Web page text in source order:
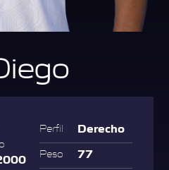
Perfil Derecho
Peso 77